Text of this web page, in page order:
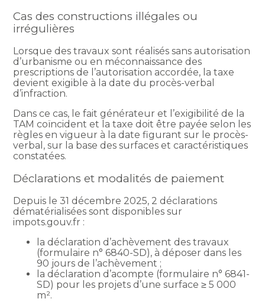
Cas des constructions illégales ou
irrégulières
Lorsque des travaux sont réalisés sans autorisation
d’urbanisme ou en méconnaissance des
prescriptions de l’autorisation accordée, la taxe
devient exigible à la date du procès-verbal
d’infraction.
Dans ce cas, le fait générateur et l’exigibilité de la
TAM coïncident et la taxe doit être payée selon les
règles en vigueur à la date figurant sur le procès-
verbal, sur la base des surfaces et caractéristiques
constatées.
Déclarations et modalités de paiement
Depuis le 31 décembre 2025, 2 déclarations
dématérialisées sont disponibles sur
impots.gouv.fr :
la déclaration d’achèvement des travaux
(formulaire n° 6840-SD), à déposer dans les
90 jours de l’achèvement ;
la déclaration d’acompte (formulaire n° 6841-
SD) pour les projets d’une surface ≥ 5 000
m².